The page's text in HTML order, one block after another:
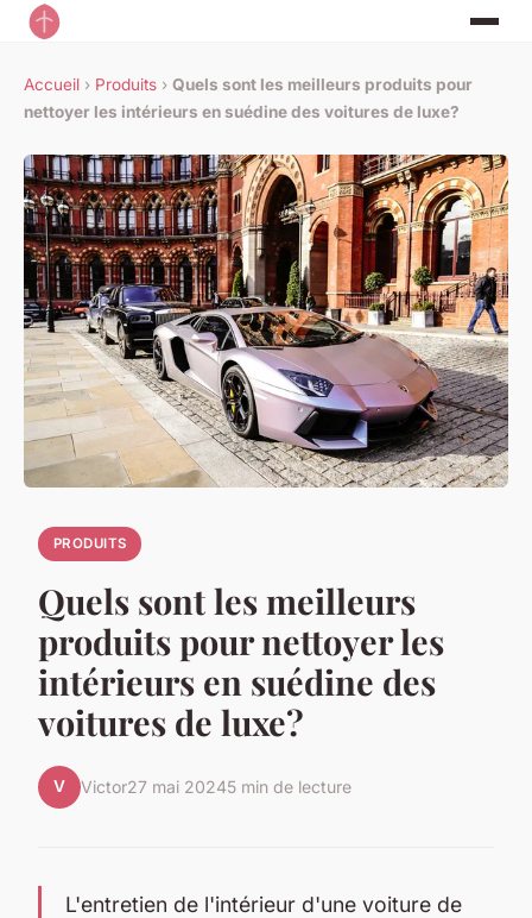
Accueil › Produits › Quels sont les meilleurs produits pour
nettoyer les intérieurs en suédine des voitures de luxe?
PRODUITS
Quels sont les meilleurs
produits pour nettoyer les
intérieurs en suédine des
voitures de luxe?
V Victor27 mai 20245 min de lecture
L'entretien de l'intérieur d'une voiture de